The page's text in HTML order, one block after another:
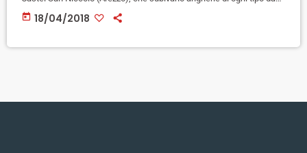
operatori della struttura: insulti quando dovevano cambiarli a più
riprese, spintoni sul letto, schiaffi, parolacce. A portarli un'inchiesta
today 18/04/2018